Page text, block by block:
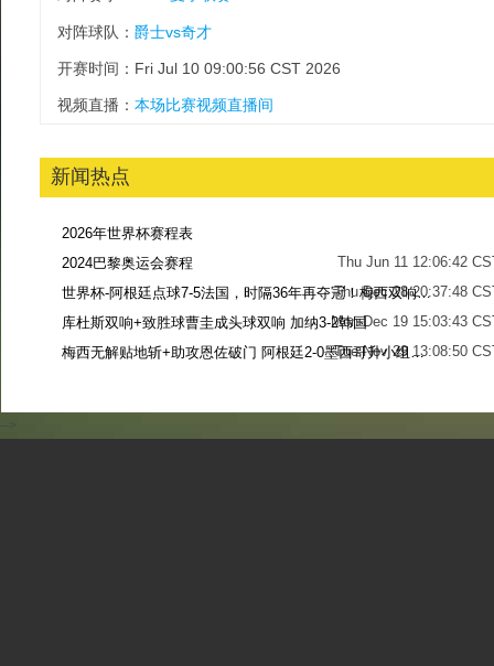
对阵球队： 爵士vs奇才
开赛时间：Fri Jul 10 09:00:56 CST 2026
视频直播： 本场比赛视频直播间
新闻热点
2026年世界杯赛程表
Thu Jun 11 12:06:42
2024巴黎奥运会赛程
Thu Dec 28 20:37:48
世界杯-阿根廷点球7-5法国，时隔36年再夺冠！梅西双响姆巴佩戴帽
Mon Dec 19 15:03:43
库杜斯双响+致胜球曹圭成头球双响 加纳3-2韩国
Tue Nov 29 13:08:50
梅西无解贴地斩+助攻恩佐破门 阿根廷2-0墨西哥升小组第二